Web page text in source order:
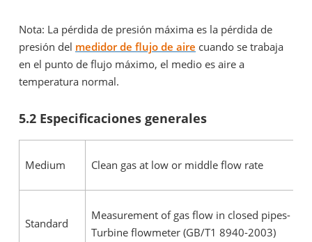
Nota: La pérdida de presión máxima es la pérdida de
presión del medidor de flujo de aire cuando se trabaja
en el punto de flujo máximo, el medio es aire a
temperatura normal.
5.2 Especificaciones generales
Medium Clean gas at low or middle flow rate
Standard
Measurement of gas flow in closed pipes-
Turbine flowmeter (GB/T1 8940-2003)